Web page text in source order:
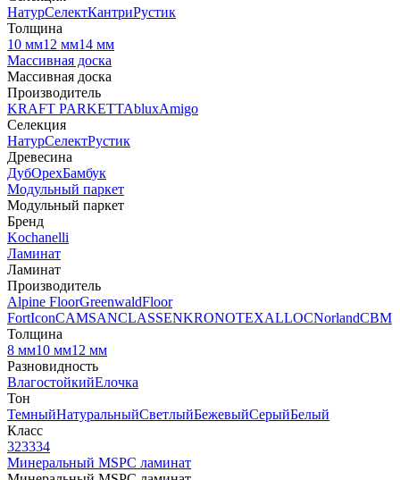
НатурСелектКантриРустик
Толщина
10 мм12 мм14 мм
Массивная доска
Массивная доска
Производитель
KRAFT PARKETTAbluxAmigo
Селекция
НатурСелектРустик
Древесина
ДубОрехБамбук
Модульный паркет
Модульный паркет
Бренд
Kochanelli
Ламинат
Ламинат
Производитель
Alpine FloorGreenwaldFloor
FortIconCAMSANCLASSENKRONOTEXALLOCNorlandCBM
Толщина
8 мм10 мм12 мм
Разновидность
ВлагостойкийЕлочка
Тон
ТемныйНатуральныйСветлыйБежевыйСерыйБелый
Класс
323334
Минеральный MSPC ламинат